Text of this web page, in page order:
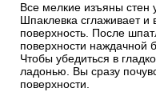
Все мелкие изъяны стен
Шпаклевка сглаживает и
поверхность. После
поверхности наждачной
Чтобы убедиться в
ладонью. Вы сразу
поверхности.